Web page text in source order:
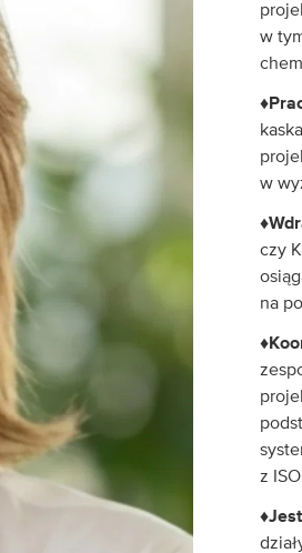
w
w
czy
na
z